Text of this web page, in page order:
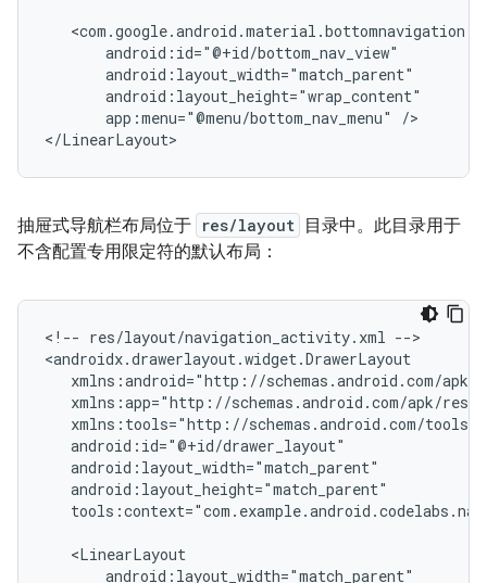
app:menu="@menu/bottom_nav_menu"
/>
抽屉式导航栏布局位于 res/layout
目录中。此目录用于
不含配置专用限定符的默认布局：
<!-- res/layout/navigation_activity.xml -->